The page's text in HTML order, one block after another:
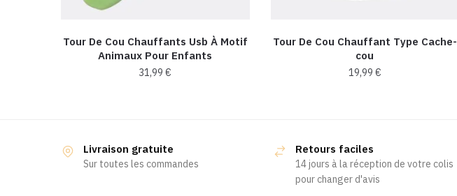
Tour De Cou Chauffants Usb À Motif
Animaux Pour Enfants
31,99€
plusieurs
variations.
Tour De Cou Chauffant Type Cache-
cou
19,99 €
Livraison gratuite
Sur toutes les commandes
Retours faciles
14 jours à la réception de votre colis
pour changer d'avis